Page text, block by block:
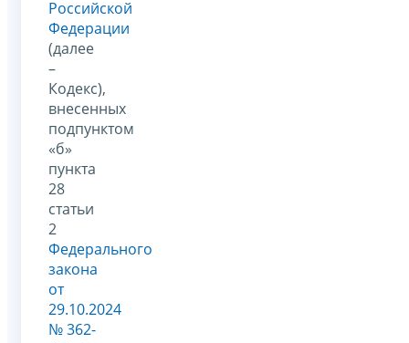
Российской
Федерации
(далее
–
Кодекс),
внесенных
подпунктом
«б»
пункта
28
статьи
2
Федерального
закона
от
29.10.2024
№ 362-